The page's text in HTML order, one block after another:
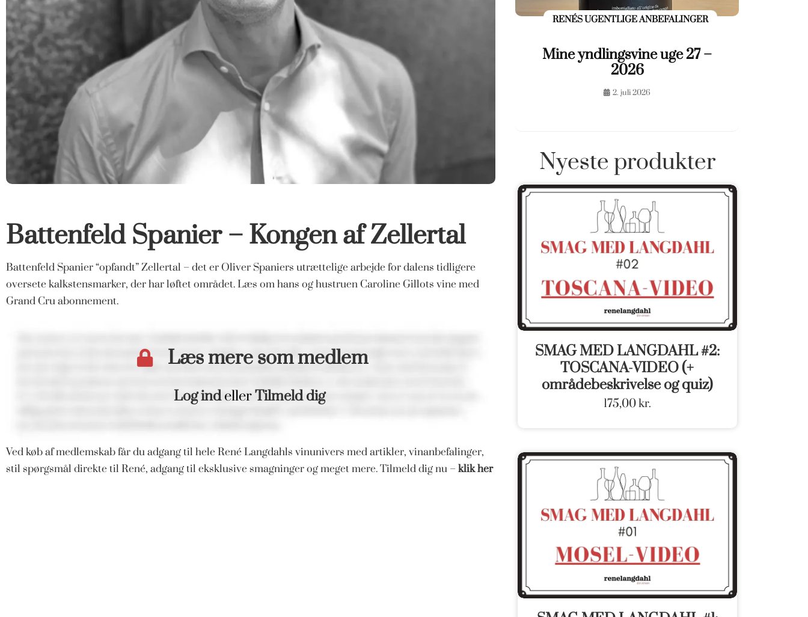
Battenfeld Spanier – Kongen af Zellertal
Battenfeld Spanier “opfandt” Zellertal – det er Oliver Spaniers utrættelige arbejde for dalens tidligere
oversete kalkstensmarker, der har løftet området. Læs om hans og hustruen Caroline Gillots vine med
Grand Cru abonnement.
Læs mere som medlem
Log indellerTilmeld dig
Ved køb af medlemskab får du adgang til hele René Langdahls vinunivers med artikler, vinanbefalinger,
stil spørgsmål direkte til René, adgang til eksklusive smagninger og meget mere. Tilmeld dig nu – klik her
RENÉS UGENTLIGE ANBEFALINGER
Mine yndlingsvine uge 27 –
2026
2. juli 2026
Nyeste produkter
SMAG MED LANGDAHL #2:
TOSCANA-VIDEO (+
områdebeskrivelse og quiz)
175,00kr.